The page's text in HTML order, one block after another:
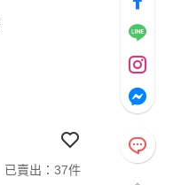
已賣出：37件